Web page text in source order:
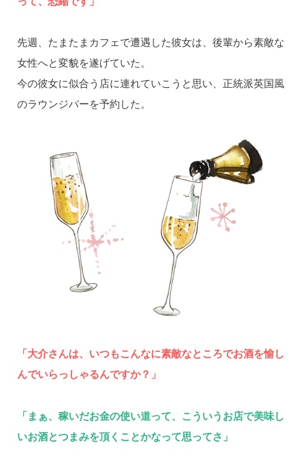
先週、たまたまカフェで遭遇した彼女は、後輩から素敵な
女性へと変貌を遂げていた。
今の彼女に似合う店に連れていこうと思い、正統派英国風
のラウンジバーを予約した。
「大介さんは、いつもこんなに素敵なところでお酒を愉し
んでいらっしゃるんですか？」
「まぁ、稼いだお金の使い道って、こういうお店で美味し
いお酒とつまみを頂くことかなって思ってさ」